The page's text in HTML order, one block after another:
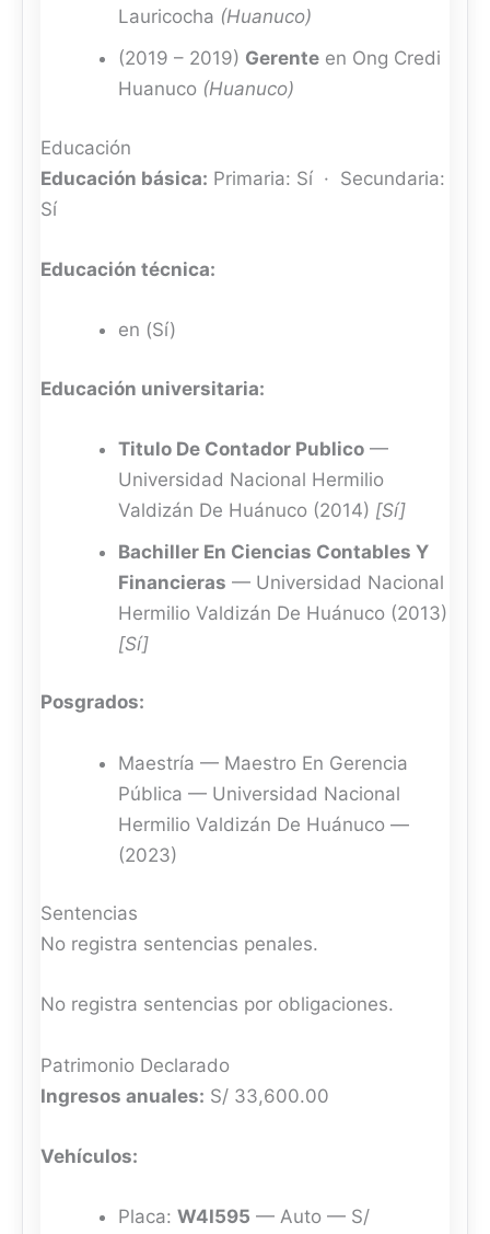
Lauricocha (Huanuco)
(2019 – 2019) Gerente en Ong Credi
Huanuco (Huanuco)
Educación
Educación básica: Primaria: Sí · Secundaria:
Sí
Educación técnica:
en (Sí)
Educación universitaria:
Titulo De Contador Publico —
Universidad Nacional Hermilio
Valdizán De Huánuco (2014) [Sí]
Bachiller En Ciencias Contables Y
Financieras — Universidad Nacional
Hermilio Valdizán De Huánuco (2013)
[Sí]
Posgrados:
Maestría — Maestro En Gerencia
Pública — Universidad Nacional
Hermilio Valdizán De Huánuco —
(2023)
Sentencias
No registra sentencias penales.
No registra sentencias por obligaciones.
Patrimonio Declarado
Ingresos anuales: S/ 33,600.00
Vehículos:
Placa: W4I595 — Auto — S/